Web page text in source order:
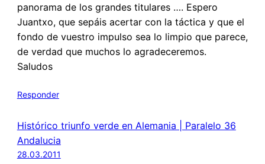
panorama de los grandes titulares …. Espero
Juantxo, que sepáis acertar con la táctica y que el
fondo de vuestro impulso sea lo limpio que parece,
de verdad que muchos lo agradeceremos.
Saludos
Responder
Histórico triunfo verde en Alemania | Paralelo 36
Andalucia
28.03.2011